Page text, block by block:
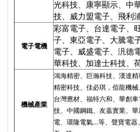
光科技、康寧顯示、中
技、威力盟電子、飛利
電子電機
彩富電子、台達電子、
子、東亞電子、大騰電
電子、威盛電子、汎德
華科技、加達士科技、
機械產業
鴻海精密、巨瀚科技、漢達
精密科技、佳必琪，佰龍機械
台灣應材、福特六和、華創
技、中國鋼鐵、友嘉實業、
電、環隆電氣…等、聲寶電器